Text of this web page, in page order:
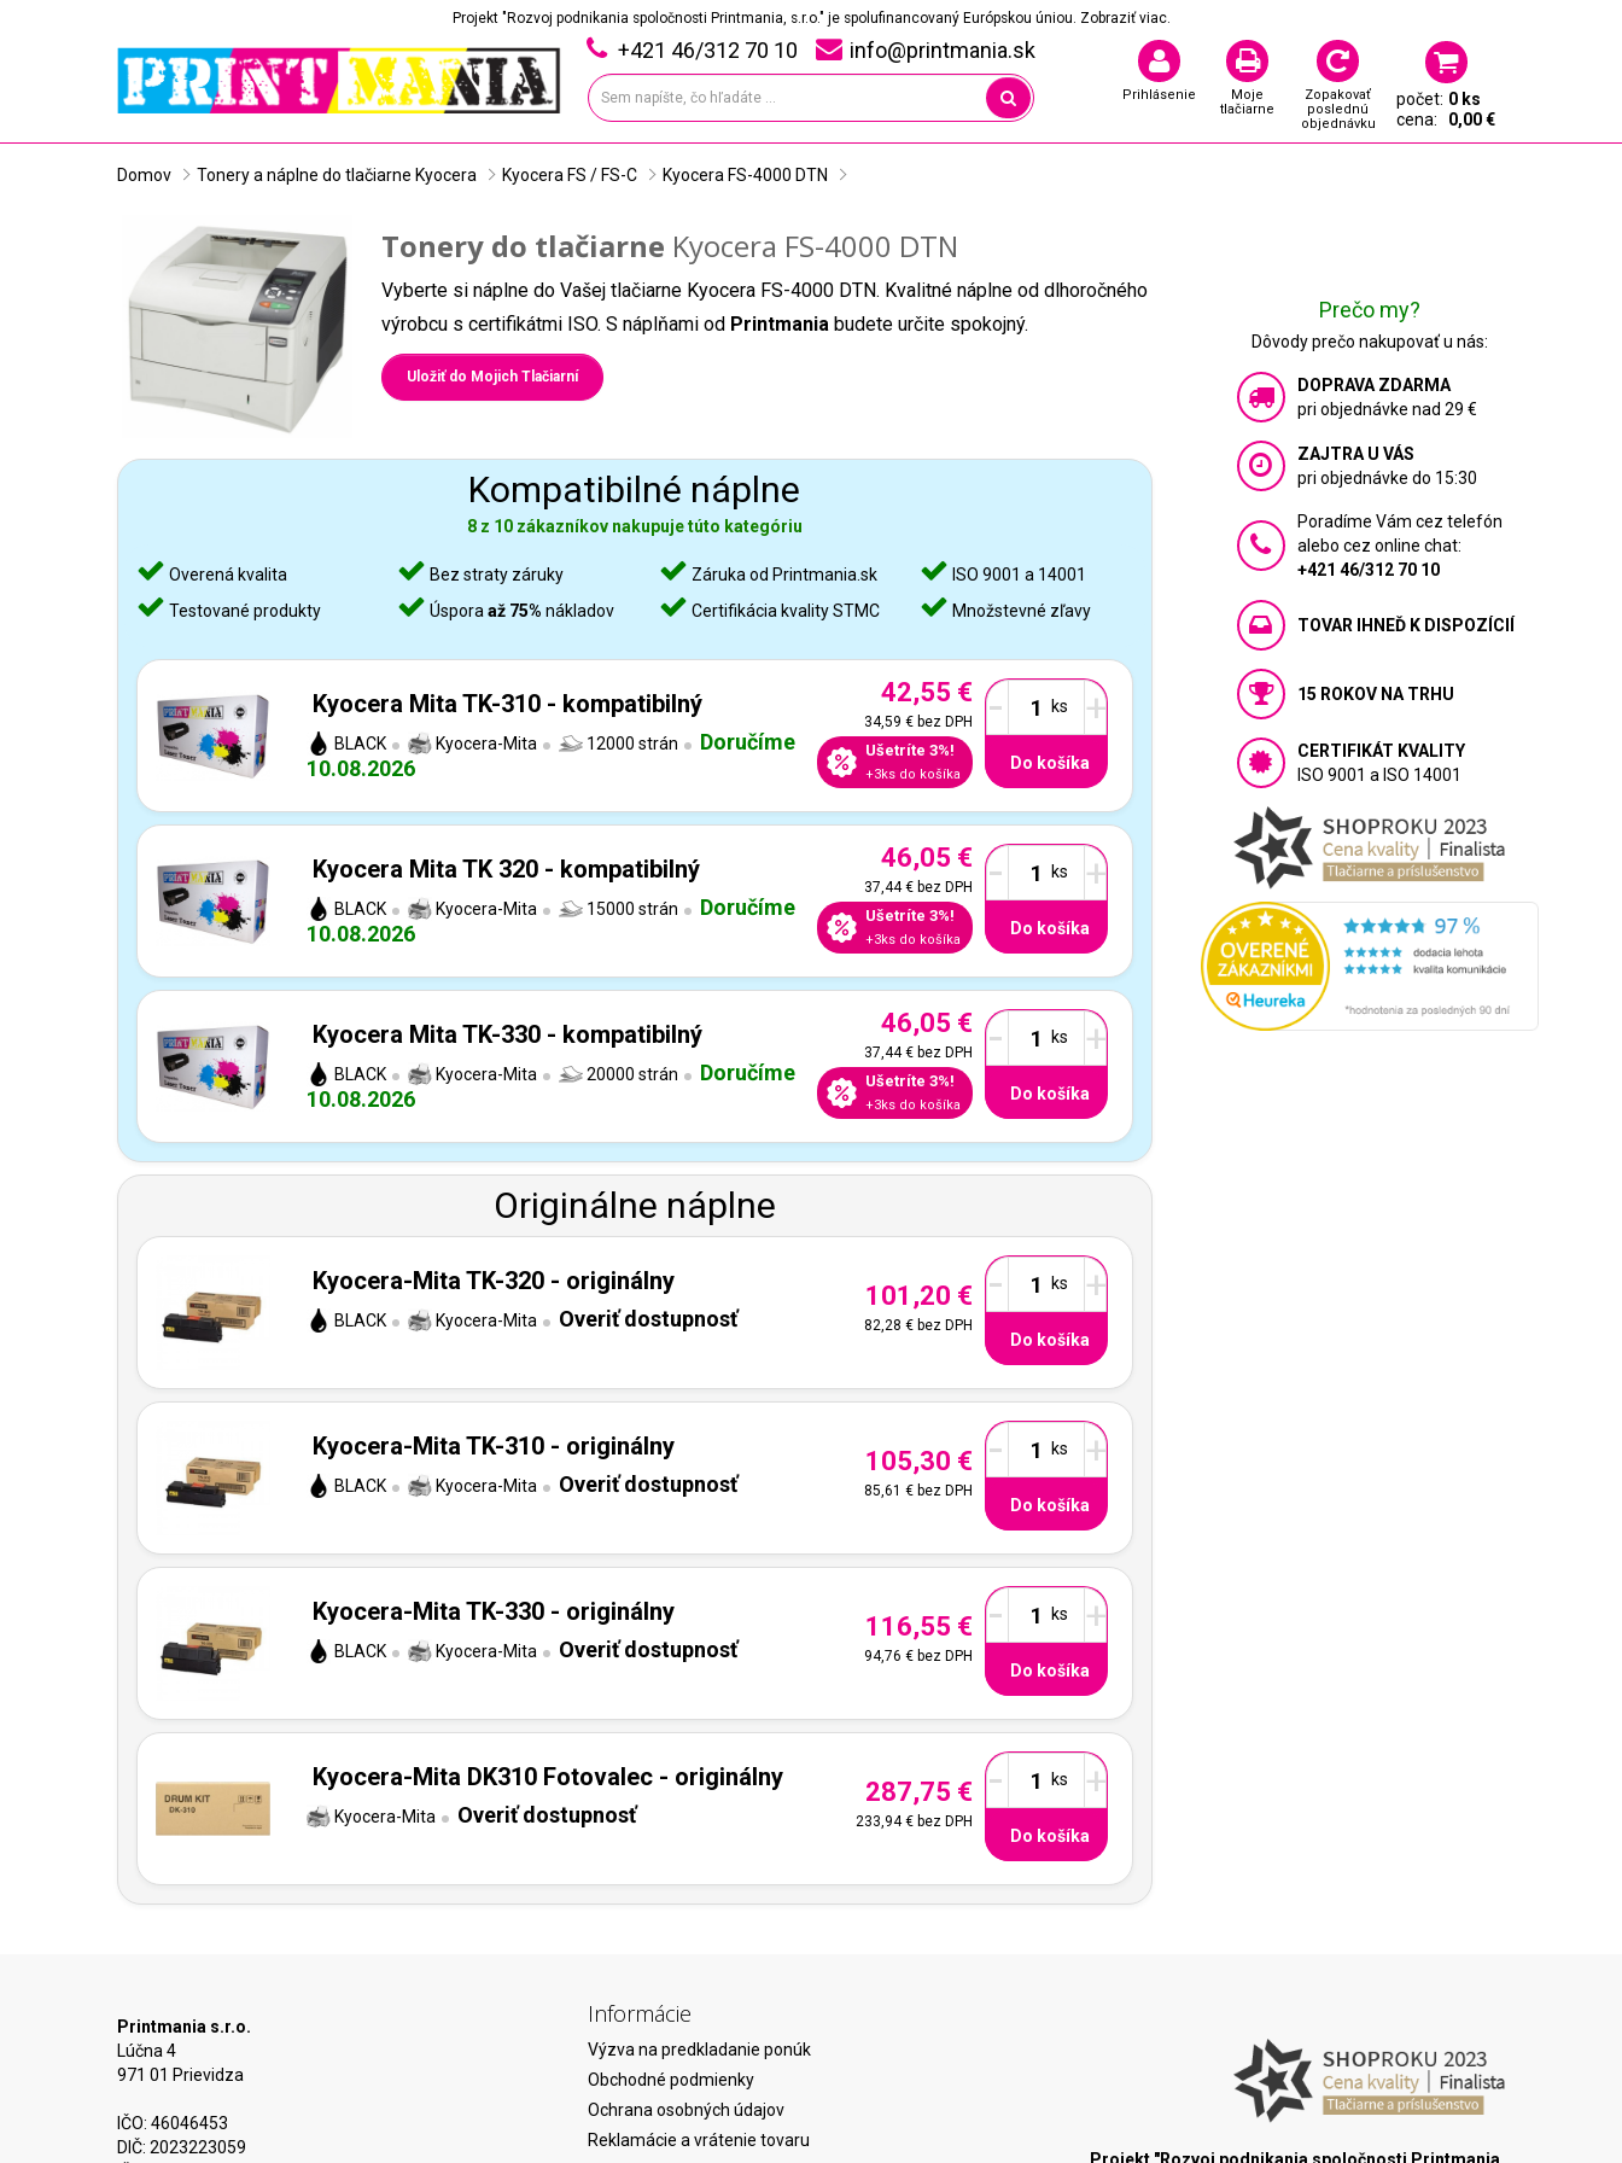
Projekt "Rozvoj podnikania spoločnosti Printmania, s.r.o." je spolufinancovaný Európskou úniou. Zobraziť viac.
+421 46/312 70 10 info@printmania.sk
Prihlásenie
Moje
tlačiarne
Zopakovať
poslednú
objednávku
počet: 0 ks
cena:
0,00 €
Domov Tonery a náplne do tlačiarne Kyocera Kyocera FS / FS-C Kyocera FS-4000 DTN
Tonery do tlačiarne Kyocera FS-4000 DTN
Vyberte si náplne do Vašej tlačiarne Kyocera FS-4000 DTN. Kvalitné náplne od dlhoročného
výrobcu s certifikátmi ISO. S náplňami od Printmania budete určite spokojný.
Uložiť do Mojich Tlačiarní
Kompatibilné náplne
8 z 10 zákazníkov nakupuje túto kategóriu
Overená kvalita
Testované produkty
Bez straty záruky
Úsporaaž 75% nákladov
Záruka od Printmania.sk
Certifikácia kvality STMC
ISO 9001 a 14001
Množstevné zľavy
Kyocera Mita TK-310 - kompatibilný
BLACK Kyocera-Mita 12000 strán
Doručíme
10.08.2026
42,55 €
34,59 €bez DPH
Ušetríte 3%!
+3ks do košíka
- +
Do košíka
Kyocera Mita TK 320 - kompatibilný
BLACK Kyocera-Mita 15000 strán
Doručíme
10.08.2026
46,05 €
37,44 €bez DPH
Ušetríte 3%!
+3ks do košíka
- +
Do košíka
Kyocera Mita TK-330 - kompatibilný
BLACK Kyocera-Mita 20000 strán
Doručíme
10.08.2026
46,05 €
37,44 €bez DPH
Ušetríte 3%!
+3ks do košíka
- +
Do košíka
Originálne náplne
Kyocera-Mita TK-320 - originálny
BLACK Kyocera-Mita Overiť dostupnosť
101,20 €
82,28 €bez DPH
- +
Do košíka
Kyocera-Mita TK-310 - originálny
BLACK Kyocera-Mita Overiť dostupnosť
105,30 €
85,61 €bez DPH
- +
Do košíka
Kyocera-Mita TK-330 - originálny
BLACK Kyocera-Mita Overiť dostupnosť
116,55 €
94,76 €bez DPH
- +
Do košíka
Kyocera-Mita DK310 Fotovalec - originálny
Kyocera-Mita Overiť dostupnosť
287,75 €
233,94 €bez DPH
- +
Do košíka
Prečo my?
Dôvody prečo nakupovať u nás:
DOPRAVA ZDARMA
pri objednávke nad 29 €
ZAJTRA U VÁS
pri objednávke do 15:30
Poradíme Vám cez telefón
alebo cez online chat:
+421 46/312 70 10
TOVAR IHNEĎ K DISPOZÍCIÍ
15 ROKOV NA TRHU
CERTIFIKÁT KVALITY
ISO 9001 a ISO 14001
Printmania s.r.o.
Lúčna 4
971 01 Prievidza
IČO: 46046453
DIČ: 2023223059
Informácie
Výzva na predkladanie ponúk
Obchodné podmienky
Ochrana osobných údajov
Reklamácie a vrátenie tovaru
Projekt "Rozvoj podnikania spoločnosti Printmania,